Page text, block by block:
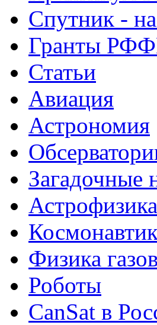
Спутник -
Гранты
Статьи
Авиация
Астрономия
Загадочные
Астрофизика
Физика
Роботы
CanSat в